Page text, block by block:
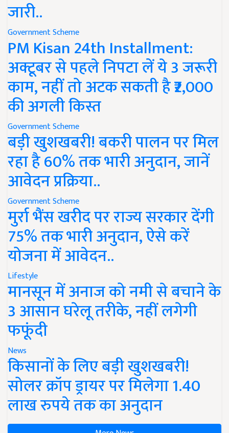
जारी..
Government Scheme
PM Kisan 24th Installment:
अक्टूबर से पहले निपटा लें ये 3 जरूरी
काम, नहीं तो अटक सकती है ₹2,000
की अगली किस्त
Government Scheme
बड़ी खुशखबरी! बकरी पालन पर मिल
रहा है 60% तक भारी अनुदान, जानें
आवेदन प्रक्रिया..
Government Scheme
मुर्रा भैंस खरीद पर राज्य सरकार देंगी
75% तक भारी अनुदान, ऐसे करें
योजना में आवेदन..
Lifestyle
मानसून में अनाज को नमी से बचाने के
3 आसान घरेलू तरीके, नहीं लगेगी
फफूंदी
News
किसानों के लिए बड़ी खुशखबरी!
सोलर क्रॉप ड्रायर पर मिलेगा 1.40
लाख रुपये तक का अनुदान